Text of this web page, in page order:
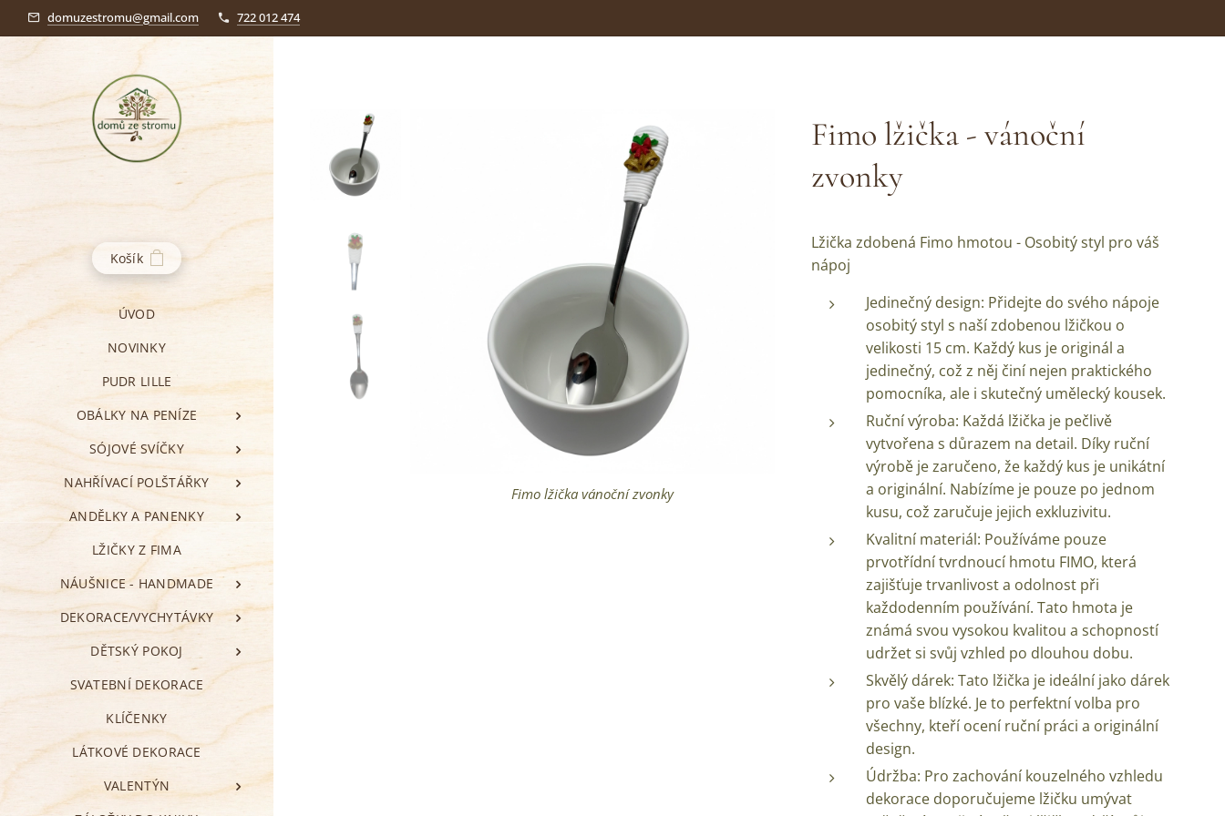
domuzestromu@gmail.com 722 012 474
Košík
ÚVOD
NOVINKY
PUDR LILLE
OBÁLKY NA PENÍZE
SÓJOVÉ SVÍČKY
NAHŘÍVACÍ POLŠTÁŘKY
ANDĚLKY A PANENKY
LŽIČKY Z FIMA
NÁUŠNICE - HANDMADE
DEKORACE/VYCHYTÁVKY
DĚTSKÝ POKOJ
SVATEBNÍ DEKORACE
KLÍČENKY
LÁTKOVÉ DEKORACE
VALENTÝN
Fimo lžička - vánoční
zvonky
Fimo lžička vánoční zvonky
Fimo lžičky handmade
Fimo lžička vyrobeno v ČR
Lžička zdobená Fimo hmotou - Osobitý styl pro váš
nápoj
Jedinečný design: Přidejte do svého nápoje
osobitý styl s naší zdobenou lžičkou o
velikosti 15 cm. Každý kus je originál a
jedinečný, což z něj činí nejen praktického
pomocníka, ale i skutečný umělecký kousek.
Ruční výroba: Každá lžička je pečlivě
vytvořena s důrazem na detail. Díky ruční
výrobě je zaručeno, že každý kus je unikátní
a originální. Nabízíme je pouze po jednom
kusu, což zaručuje jejich exkluzivitu.
Kvalitní materiál: Používáme pouze
prvotřídní tvrdnoucí hmotu FIMO, která
zajišťuje trvanlivost a odolnost při
každodenním používání. Tato hmota je
známá svou vysokou kvalitou a schopností
udržet si svůj vzhled po dlouhou dobu.
Skvělý dárek: Tato lžička je ideální jako dárek
pro vaše blízké. Je to perfektní volba pro
všechny, kteří ocení ruční práci a originální
design.
Údržba: Pro zachování kouzelného vzhledu
dekorace doporučujeme lžičku umývat